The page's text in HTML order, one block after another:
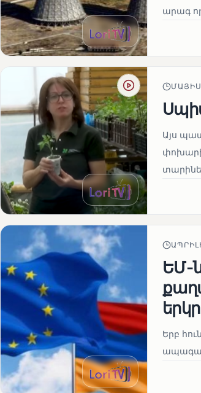
արագ
Այս
ԵՄ-
Երբ